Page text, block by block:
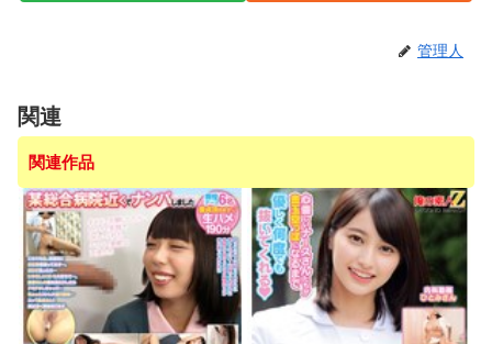
管理人
関連
関連作品